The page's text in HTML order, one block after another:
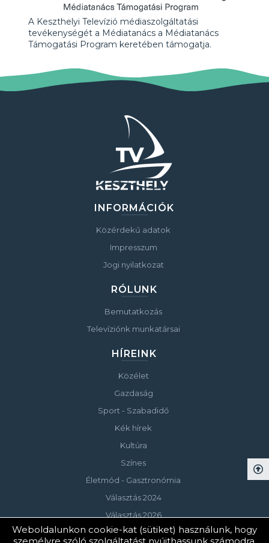
A Keszthelyi Televízió médiaszolgáltatási
tevékenységét a Médiatanács a Médiatanács
Támogatási Program keretében támogatja.
INFORMÁCIÓK
Közérdekű adatok
Impresszum
Jogi nyilatkozat
RÓLUNK
Bemutatkozás
Televíziónk munkatársai
HÍREINK
Közélet
Gazdaság
Sport - Szabadidő
Kék hírek
Kultúra
Színes
Életmód - Gasztronómia
Választás 2024
Választás 2026
Weboldalunkon cookie-kat (sütiket) használunk, hogy